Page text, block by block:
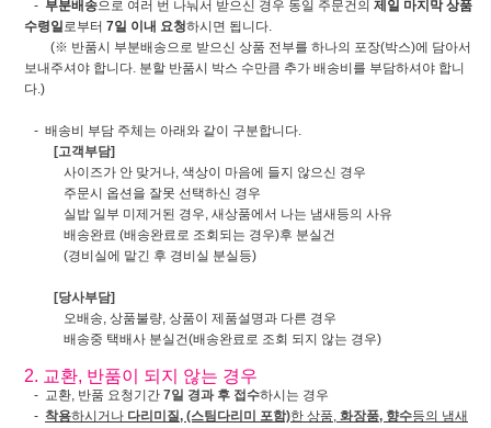
- 부분배송으로 여러 번 나눠서 받으신 경우 동일 주문건의 제일 마지막 상품
수령일로부터 7일 이내 요청하시면 됩니다.
(※ 반품시 부분배송으로 받으신 상품 전부를 하나의 포장(박스)에 담아서
보내주셔야 합니다. 분할 반품시 박스 수만큼 추가 배송비를 부담하셔야 합니
다.)
- 배송비 부담 주체는 아래와 같이 구분합니다.
[고객부담]
사이즈가 안 맞거나, 색상이 마음에 들지 않으신 경우
주문시 옵션을 잘못 선택하신 경우
실밥 일부 미제거된 경우, 새상품에서 나는 냄새등의 사유
배송완료 (배송완료로 조회되는 경우)후 분실건
(경비실에 맡긴 후 경비실 분실등)
[당사부담]
오배송, 상품불량, 상품이 제품설명과 다른 경우
배송중 택배사 분실건(배송완료로 조회 되지 않는 경우)
2. 교환, 반품이 되지 않는 경우
- 교환, 반품 요청기간 7일 경과 후 접수하시는 경우
- 착용하시거나 다리미질, (스팀다리미 포함)한 상품, 화장품, 향수등의 냄새